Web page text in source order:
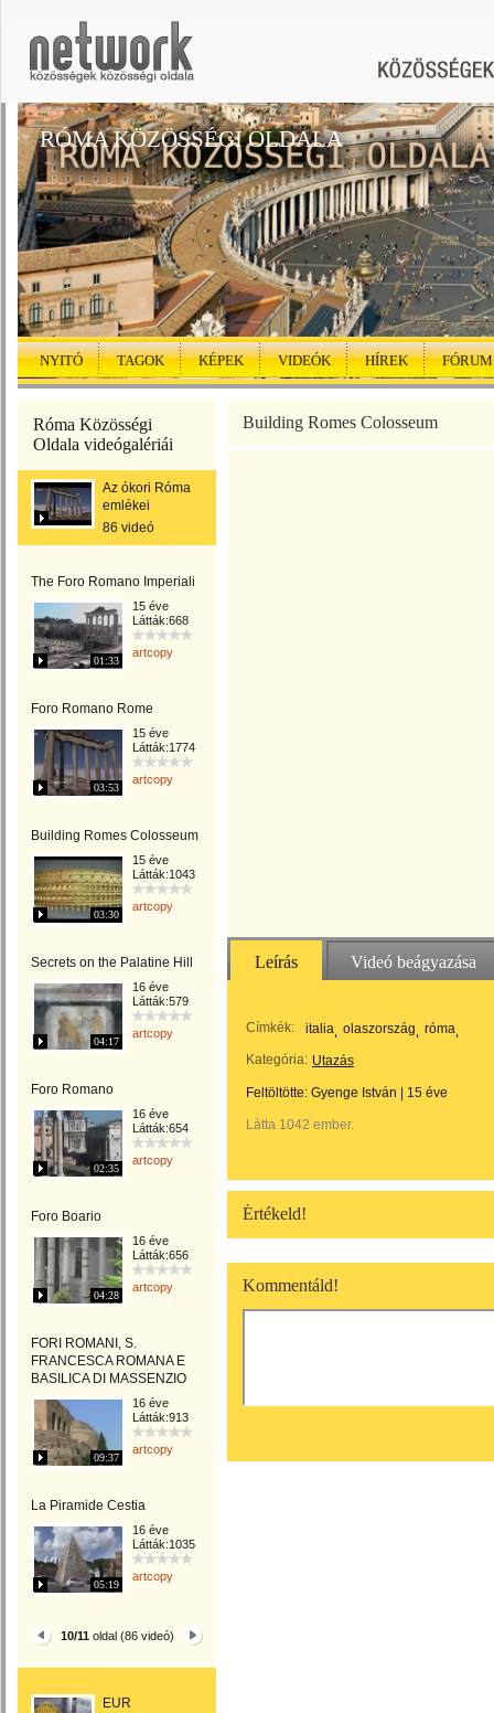
RÓMA KÖZÖSSÉGI OLDALA
NYITÓ TAGOK KÉPEK VIDEÓK HÍREK FÓRUM
Róma Közösségi
Oldala videógalériái
Az ókori Róma
emlékei
86 videó
The Foro Romano Imperiali
01:33
15 éve
Látták:668
artcopy
Foro Romano Rome
03:53
15 éve
Látták:1774
artcopy
Building Romes Colosseum
03:30
15 éve
Látták:1043
artcopy
Secrets on the Palatine Hill
04:17
16 éve
Látták:579
artcopy
Foro Romano
02:35
16 éve
Látták:654
artcopy
Foro Boario
04:28
16 éve
Látták:656
artcopy
FORI ROMANI, S.
FRANCESCA ROMANA E
BASILICA DI MASSENZIO
09:37
16 éve
Látták:913
artcopy
La Piramide Cestia
05:19
16 éve
Látták:1035
artcopy
10/11oldal (86 videó)
EUR
Building Romes Colosseum
Leírás Videó beágyazása
Címkék: italia olaszország
róma
Kategória: Utazás
Feltöltötte: Gyenge István 15 éve
Látta 1042 ember.
Értékeld!
Kommentáld!